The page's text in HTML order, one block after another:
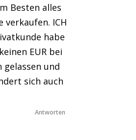
Besten alles
verkaufen. ICH
habe
EUR bei
gelassen und
sich auch
Antworten